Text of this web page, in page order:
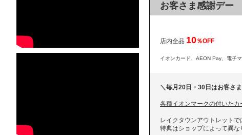
お客さま感謝デー
店内全品 10％OFF
イオンカード、AEON Pay、 電子
＼毎月20日・30日はお客さ
各種イオンマークの付いた
レイクタウンアウトレット
特典はショップによって異な